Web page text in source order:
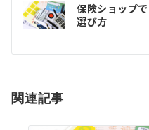
稿
ナ
ゲ
保険ショップ
選び方
関連記事